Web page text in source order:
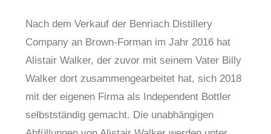
Nach dem Verkauf der Benriach Distillery
Company an Brown-Forman im Jahr 2016 hat
Alistair Walker, der zuvor mit seinem Vater Billy
Walker dort zusammengearbeitet hat, sich 2018
mit der eigenen Firma als Independent Bottler
selbstständig gemacht. Die unabhängigen